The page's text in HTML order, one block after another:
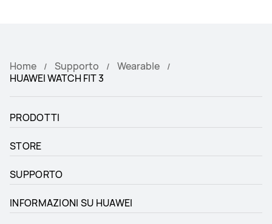
Home Supporto
Wearable
HUAWEI WATCH FIT 3
PRODOTTI
STORE
SUPPORTO
INFORMAZIONI SU HUAWEI